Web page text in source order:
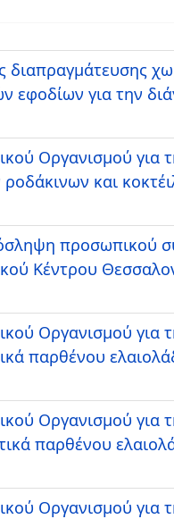
για την
Οργανισμού
και
προσωπικού
Κέντρου
Οργανισμού
παρθένου
Οργανισμού
παρθένου
Οργανισμού